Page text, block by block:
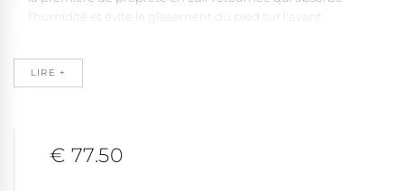
l'humidité et évite le glissement du pied sur l'avant
Cettechaussure transparente
taille du 34 1/2 au 44 selon stocks Pleaser
LIRE +
€ 77.50